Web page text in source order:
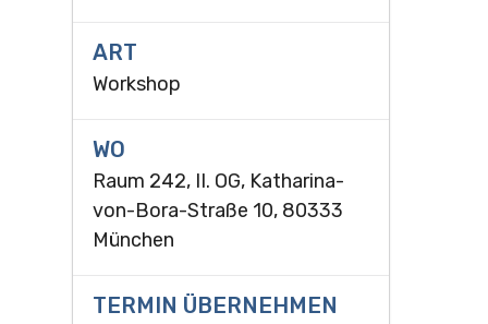
ART
Workshop
WO
Raum 242, II. OG, Katharina-
von-Bora-Straße 10, 80333
München
TERMIN ÜBERNEHMEN